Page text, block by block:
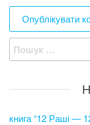
Пошук:
книга “12 Раші —